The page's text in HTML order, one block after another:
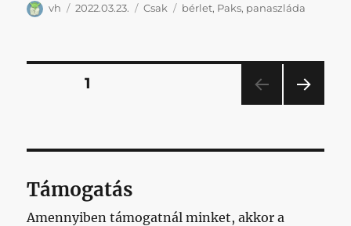
Szerző
vh Közzétéve
2022.03.23. Kategória
Csak Címke
bérlet, Paks, panaszláda
Bejegyzések
OLDAL1
OLD
Támogatás
Amennyiben támogatnál minket, akkor a